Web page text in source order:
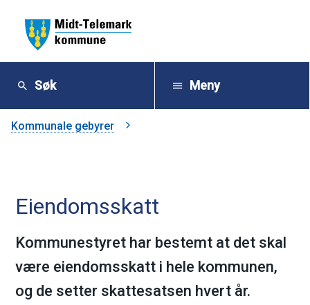
M
d
T
e
l
e
Søk Meny
Du
Kommunale gebyrer
Eiendomsskatt
Kommunestyret har bestemt at det skal
være eiendomsskatt i hele kommunen,
og de setter skattesatsen hvert år.